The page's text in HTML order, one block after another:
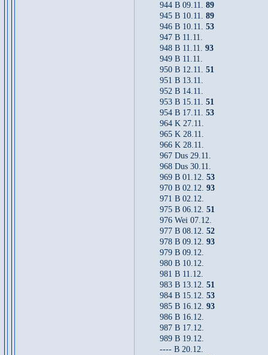
944 B 09.11. 89
945 B 10.11. 89
946 B 10.11. 53
947 B 11.11.
948 B 11.11. 93
949 B 11.11.
950 B 12.11. 51
951 B 13.11.
952 B 14.11.
953 B 15.11. 51
954 B 17.11. 53
964 K 27.11.
965 K 28.11.
966 K 28.11.
967 Dus 29.11.
968 Dus 30.11.
969 B 01.12. 53
970 B 02.12. 93
971 B 02.12.
975 B 06.12. 51
976 Wei 07.12.
977 B 08.12. 52
978 B 09.12. 93
979 B 09.12.
980 B 10.12.
981 B 11.12.
983 B 13.12. 51
984 B 15.12. 53
985 B 16.12. 93
986 B 16.12.
987 B 17.12.
989 B 19.12.
---- B 20.12.